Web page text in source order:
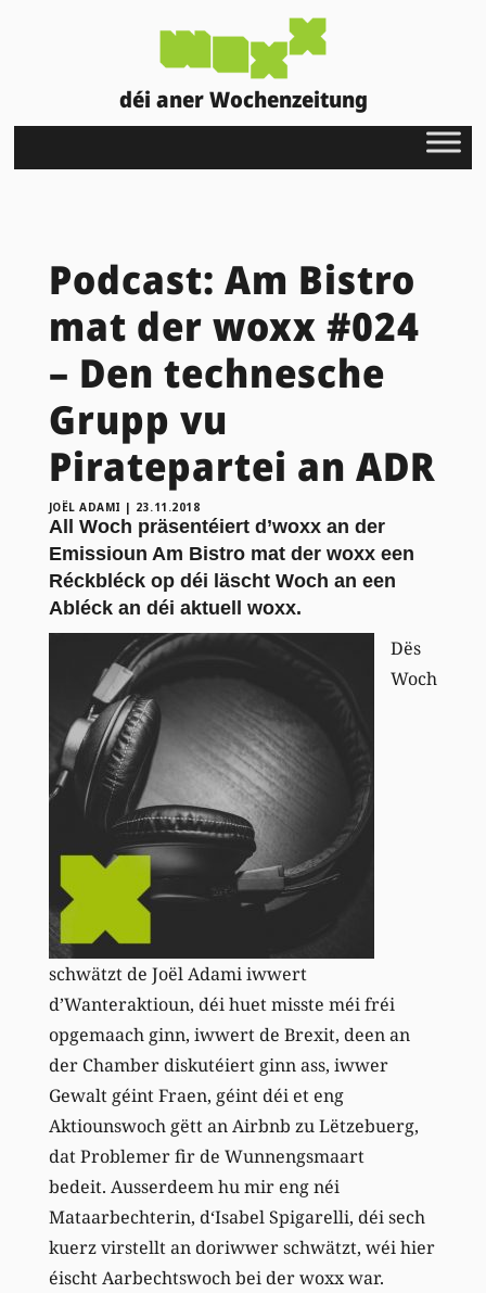
déi aner Wochenzeitung
Podcast: Am Bistro
mat der woxx #024
– Den technesche
Grupp vu
Piratepartei an ADR
JOËL ADAMI | 23.11.2018
All Woch präsentéiert d’woxx an der
Emissioun Am Bistro mat der woxx een
Réckbléck op déi läscht Woch an een
Abléck an déi aktuell woxx.
Dës
Woch
schwätzt de Joël Adami iwwert
d’Wanteraktioun, déi huet misste méi fréi
opgemaach ginn, iwwert de Brexit, deen an
der Chamber diskutéiert ginn ass, iwwer
Gewalt géint Fraen, géint déi et eng
Aktiounswoch gëtt an Airbnb zu Lëtzebuerg,
dat Problemer fir de Wunnengsmaart
bedeit. Ausserdeem hu mir eng néi
Mataarbechterin, d‘Isabel Spigarelli, déi sech
kuerz virstellt an doriwwer schwätzt, wéi hier
éischt Aarbechtswoch bei der woxx war.